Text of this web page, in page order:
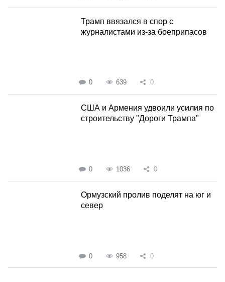
Трамп ввязался в спор с
журналистами из-за боеприпасов
0 639 0
США и Армения удвоили усилия по
строительству "Дороги Трампа"
0 1036 0
Ормузский пролив поделят на юг и
север
0 958 0